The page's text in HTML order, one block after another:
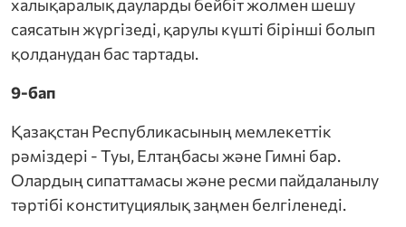
халықаралық дауларды бейбіт жолмен шешу
саясатын жүргізеді, қарулы күшті бірінші болып
қолданудан бас тартады.
9-бап
Қазақстан Республикасының мемлекеттік
рәміздері - Туы, Елтаңбасы және Гимні бар.
Олардың сипаттамасы және ресми пайдаланылу
тәртібі конституциялық заңмен белгіленеді.